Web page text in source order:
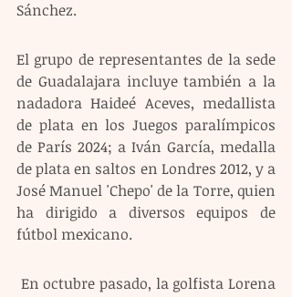
Sánchez.
El grupo de representantes de la sede
de Guadalajara incluye también a la
nadadora Haideé Aceves, medallista
de plata en los Juegos paralímpicos
de París 2024; a Iván García, medalla
de plata en saltos en Londres 2012, y a
José Manuel 'Chepo' de la Torre, quien
ha dirigido a diversos equipos de
fútbol mexicano.